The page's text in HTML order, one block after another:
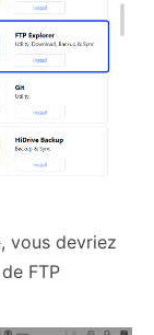
vous devriez
FTP